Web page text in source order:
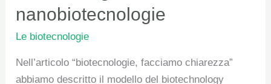
nanobiotecnologie
Le biotecnologie
Nell’articolo “biotecnologie, facciamo chiarezza”
abbiamo descritto il modello del biotechnology
biotecnologie:
le